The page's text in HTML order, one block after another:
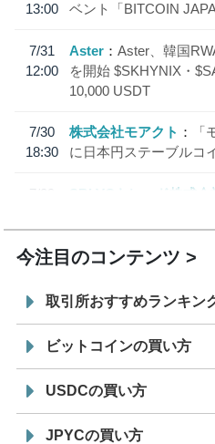
13:00
ベント「BITCOIN
7/31
12:00
Aster
Aster、韓国
を開始 $SKHYNIX・
10,000 USDT
7/30
18:30
株式会社モアクト
に日本円ステーブルコ
7/29
SBI VCトレード株式会
今注目のコンテンツ
取引所おすすめランキン
ビットコインの買い方
USDCの買い方
JPYCの買い方